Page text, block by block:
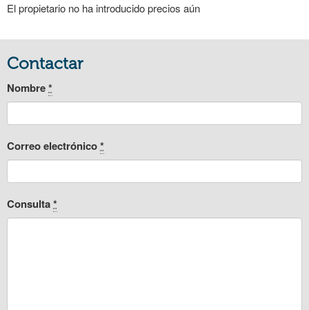
El propietario no ha introducido precios aún
Contactar
Nombre*
Correo electrónico*
Consulta*